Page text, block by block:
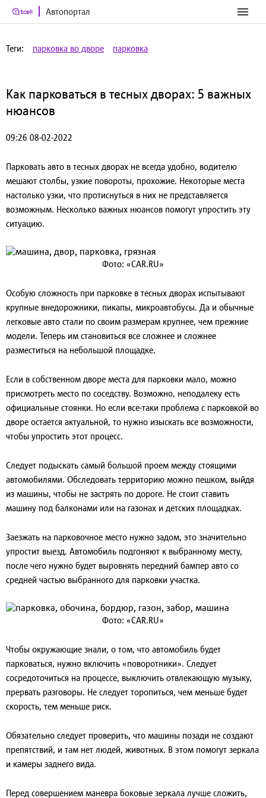
Автопортал
Теги: парковка во дворе парковка
Как парковаться в тесных дворах: 5 важных
нюансов
09:26 08-02-2022
Парковать авто в тесных дворах не всегда удобно, водителю
мешают столбы, узкие повороты, прохожие. Некоторые места
настолько узки, что протиснуться в них не представляется
возможным. Несколько важных нюансов помогут упростить эту
ситуацию.
Фото: «CAR.RU»
Особую сложность при парковке в тесных дворах испытывают
крупные внедорожники, пикапы, микроавтобусы. Да и обычные
легковые авто стали по своим размерам крупнее, чем прежние
модели. Теперь им становиться все сложнее и сложнее
разместиться на небольшой площадке.
Если в собственном дворе места для парковки мало, можно
присмотреть место по соседству. Возможно, неподалеку есть
официальные стоянки. Но если все-таки проблема с парковкой во
дворе остается актуальной, то нужно изыскать все возможности,
чтобы упростить этот процесс.
Следует подыскать самый большой проем между стоящими
автомобилями. Обследовать территорию можно пешком, выйдя
из машины, чтобы не застрять по дороге. Не стоит ставить
машину под балконами или на газонах и детских площадках.
Заезжать на парковочное место нужно задом, это значительно
упростит выезд. Автомобиль подгоняют к выбранному месту,
после чего нужно будет выровнять передний бампер авто со
средней частью выбранного для парковки участка.
Фото: «CAR.RU»
Чтобы окружающие знали, о том, что автомобиль будет
парковаться, нужно включить «поворотники». Следует
сосредоточиться на процессе, выключить отвлекающую музыку,
прервать разговоры. Не следует торопиться, чем меньше будет
скорость, тем меньше риск.
Обязательно следует проверить, что машины позади не создают
препятствий, и там нет людей, животных. В этом помогут зеркала
и камеры заднего вида.
Перед совершением маневра боковые зеркала лучше сложить,